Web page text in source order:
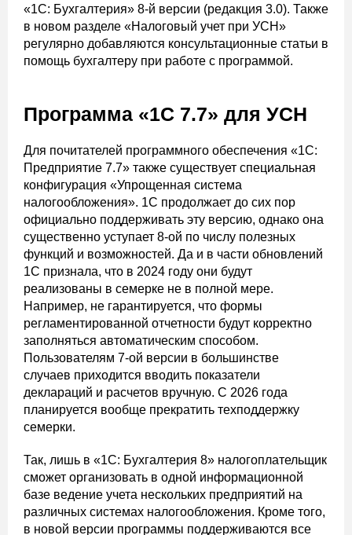
«1С: Бухгалтерия» 8-й версии (редакция 3.0). Также
в новом разделе «Налоговый учет при УСН»
регулярно добавляются консультационные статьи в
помощь бухгалтеру при работе с программой.
Программа «1С 7.7» для УСН
Для почитателей программного обеспечения «1С:
Предприятие 7.7» также существует специальная
конфигурация «Упрощенная система
налогообложения». 1С продолжает до сих пор
официально поддерживать эту версию, однако она
существенно уступает 8-ой по числу полезных
функций и возможностей. Да и в части обновлений
1С признала, что в 2024 году они будут
реализованы в семерке не в полной мере.
Например, не гарантируется, что формы
регламентированной отчетности будут корректно
заполняться автоматическим способом.
Пользователям 7-ой версии в большинстве
случаев приходится вводить показатели
деклараций и расчетов вручную. С 2026 года
планируется вообще прекратить техподдержку
семерки.
Так, лишь в «1С: Бухгалтерия 8» налогоплательщик
сможет организовать в одной информационной
базе ведение учета нескольких предприятий на
различных системах налогообложения. Кроме того,
в новой версии программы поддерживаются все